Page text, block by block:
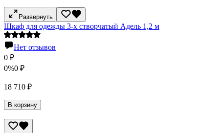
Развернуть
Шкаф для одежды 3-х створчатый Адель 1,2 м
Нет отзывов
0 ₽
0%0 ₽
18 710 ₽
В корзину